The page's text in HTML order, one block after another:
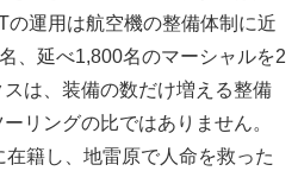
の運用は航空機の整備体制に近
、延べ1,800名のマーシャルを2
は、装備の数だけ増える整備
リングの比ではありません。
在籍し、地雷原で人命を救った